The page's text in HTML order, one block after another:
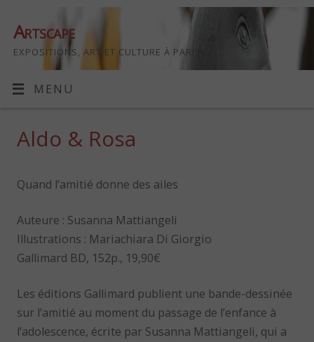
Artscape
EXPOSITIONS, ART ET CULTURE À PARIS
MENU
Aldo & Rosa
Quand l’amitié donne des ailes
Auteure : Susanna Mattiangeli
Illustrations : Mariachiara Di Giorgio
Gallimard BD, 152p., 19,90€
Les éditions Gallimard publient une bande-dessinée
sur l’amitié au moment du passage de l’enfance à
l’adolescence, écrite par Susanna Mattiangeli, qui a